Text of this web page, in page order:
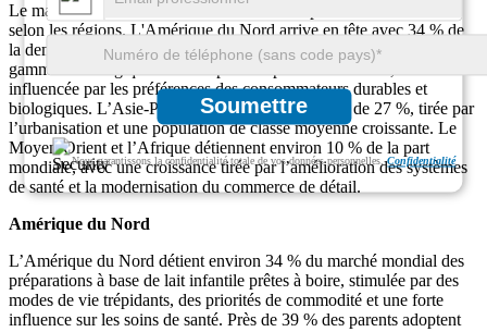
Soumettre
Nous garantissons la confidentialité totale de vos données personnelles.Confidentialité
Le marché du lait infantile RTD affiche des performances variées
selon les régions. L'Amérique du Nord arrive en tête avec 34 % de
la demande en raison de l'adoption élevée de produits haut de
gamme et biologiques. L’Europe en capte environ 29 %, fortement
influencée par les préférences des consommateurs durables et
biologiques. L’Asie-Pacifique contribue à hauteur de 27 %, tirée par
l’urbanisation et une population de classe moyenne croissante. Le
Moyen-Orient et l’Afrique détiennent environ 10 % de la part
mondiale, avec une croissance tirée par l’amélioration des systèmes
de santé et la modernisation du commerce de détail.
Amérique du Nord
L’Amérique du Nord détient environ 34 % du marché mondial des
préparations à base de lait infantile prêtes à boire, stimulée par des
modes de vie trépidants, des priorités de commodité et une forte
influence sur les soins de santé. Près de 39 % des parents adoptent